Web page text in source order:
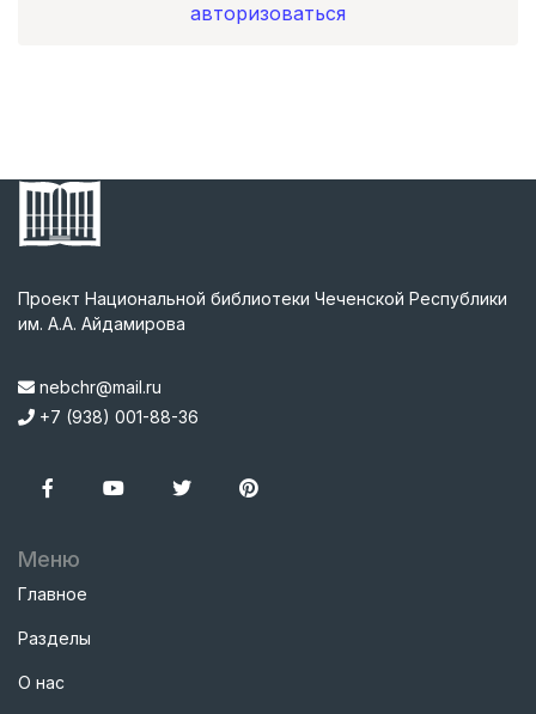
авторизоваться
Проект Национальной библиотеки Чеченской Республики
им. А.А. Айдамирова
nebchr@mail.ru
+7 (938) 001-88-36
Меню
Главное
Разделы
О нас